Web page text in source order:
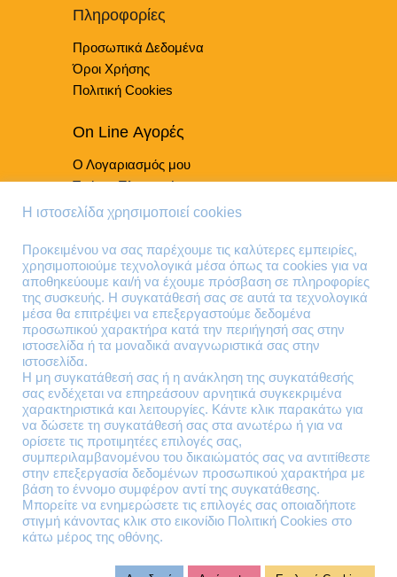
Πληροφορίες
Προσωπικά Δεδομένα
Όροι Χρήσης
Πολιτική Cookies
On Line Αγορές
Ο Λογαριασμός μου
Τρόποι Πληρωμής
Τρόποι Παράδοσης
Τηλέφωνα Επικοινωνίας
210 41 13 636
210 41 13 280
Διεύθυνση
Θηβών 220
Άγιος Ιωάννης
Ρέντης
Τ.Κ. 182 33
Email
contact@lazarakis.gr
Η ιστοσελίδα χρησιμοποιεί cookies
Προκειμένου να σας παρέχουμε τις καλύτερες εμπειρίες,
χρησιμοποιούμε τεχνολογικά μέσα όπως τα cookies για να
αποθηκεύουμε και/ή να έχουμε πρόσβαση σε πληροφορίες
της συσκευής. Η συγκατάθεσή σας σε αυτά τα τεχνολογικά
μέσα θα επιτρέψει να επεξεργαστούμε δεδομένα
προσωπικού χαρακτήρα κατά την περιήγησή σας στην
ιστοσελίδα ή τα μοναδικά αναγνωριστικά σας στην
ιστοσελίδα.
Η μη συγκατάθεσή σας ή η ανάκληση της συγκατάθεσής
σας ενδέχεται να επηρεάσουν αρνητικά συγκεκριμένα
χαρακτηριστικά και λειτουργίες. Κάντε κλικ παρακάτω για
να δώσετε τη συγκατάθεσή σας στα ανωτέρω ή για να
ορίσετε τις προτιμητέες επιλογές σας,
συμπεριλαμβανομένου του δικαιώματός σας να αντιτίθεστε
στην επεξεργασία δεδομένων προσωπικού χαρακτήρα με
βάση το έννομο συμφέρον αντί της συγκατάθεσης.
Μπορείτε να ενημερώσετε τις επιλογές σας οποιαδήποτε
στιγμή κάνοντας κλικ στο εικονίδιο Πολιτική Cookies στο
κάτω μέρος της οθόνης.